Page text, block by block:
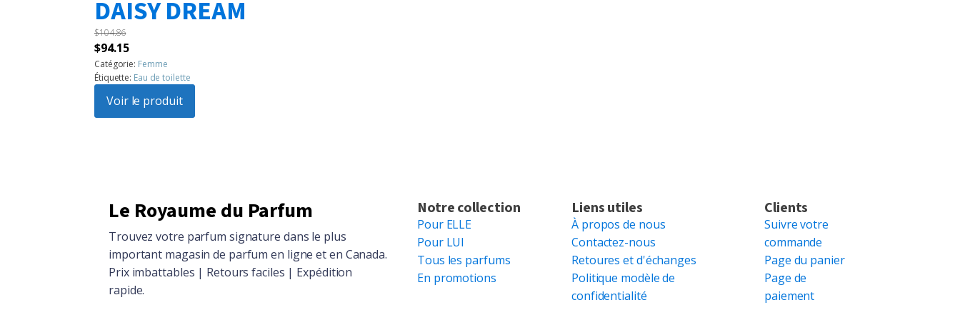
DAISY DREAM
$104.86
Le
prix
initial
était :
$104.86.
$94.15Le
prix
actuel
est :
$94.15.
Catégorie: Femme
Étiquette: Eau de toilette
Voir le produit
Le Royaume du Parfum
Trouvez votre parfum signature dans le plus
important magasin de parfum en ligne et en Canada.
Prix imbattables | Retours faciles | Expédition
rapide.
Notre collection
Pour ELLE
Pour LUI
Tous les parfums
En promotions
Liens utiles
À propos de nous
Contactez-nous
Retoures et d'échanges
Politique modèle de
confidentialité
Clients
Suivre votre
commande
Page du panier
Page de
paiement